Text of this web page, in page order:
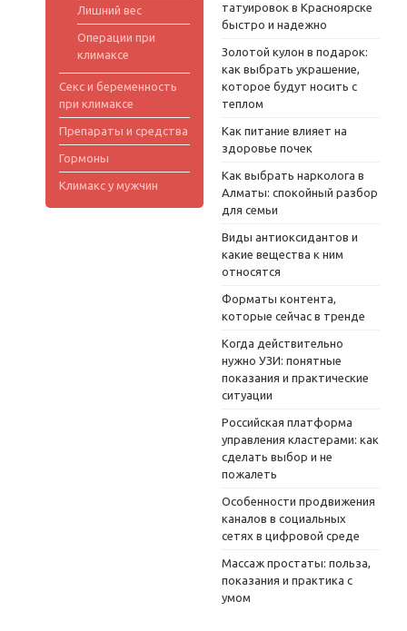
Лишний вес
Операции при
климаксе
Секс и беременность
при климаксе
Препараты и средства
Гормоны
Климакс у мужчин
татуировок в Красноярске
быстро и надежно
Золотой кулон в подарок:
как выбрать украшение,
которое будут носить с
теплом
Как питание влияет на
здоровье почек
Как выбрать нарколога в
Алматы: спокойный разбор
для семьи
Виды антиоксидантов и
какие вещества к ним
относятся
Форматы контента,
которые сейчас в тренде
Когда действительно
нужно УЗИ: понятные
показания и практические
ситуации
Российская платформа
управления кластерами: как
сделать выбор и не
пожалеть
Особенности продвижения
каналов в социальных
сетях в цифровой среде
Массаж простаты: польза,
показания и практика с
умом